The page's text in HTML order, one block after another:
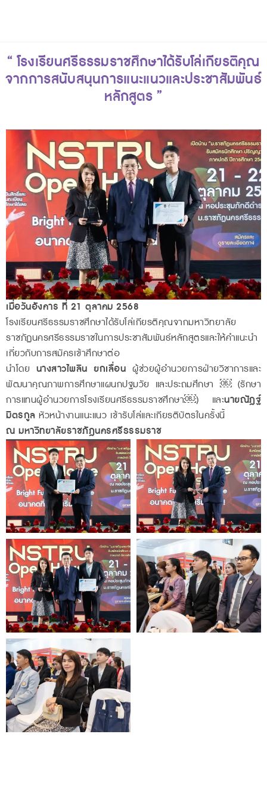
“ โรงเรียนศรีธรรมราชศึกษาได้รับโล่เกียรติคุณ
จากการสนับสนุนการแนะแนวและประชาสัมพันธ์
หลักสูตร ”
เมื่อวันอังคาร ที่ 21 ตุลาคม 2568
โรงเรียนศรีธรรมราชศึกษาได้รับโล่เกียรติคุณจากมหาวิทยาลัย
ราชภัฏนครศรีธรรมราชในการประชาสัมพันธ์หลักสูตรและให้คำแนะนำ
เกี่ยวกับการสมัครเข้าศึกษาต่อ
นำโดย นางสาวไพลิน ยกเลื่อน ผู้ช่วยผู้อำนวยการฝ่ายวิชาการและ
พัฒนาคุณภาพการศึกษาแผนกปฐมวัย และประถมศึกษา ￼ (รักษา
การแทนผู้อำนวยการโรงเรียนศรีธรรมราชศึกษา￼) และนายณัฎฐ์
มิตรกูล หัวหน้างานแนะแนว เข้ารับโล่และเกียรติบัตรในครั้งนี้
ณ มหาวิทยาลัยราชภัฎนครศรีธรรมราช